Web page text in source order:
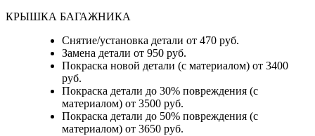
КРЫШКА БАГАЖНИКА
Снятие/установка детали от 470 руб.
Замена детали от 950 руб.
Покраска новой детали (с материалом) от 3400
руб.
Покраска детали до 30% повреждения (с
материалом) от 3500 руб.
Покраска детали до 50% повреждения (с
материалом) от 3650 руб.